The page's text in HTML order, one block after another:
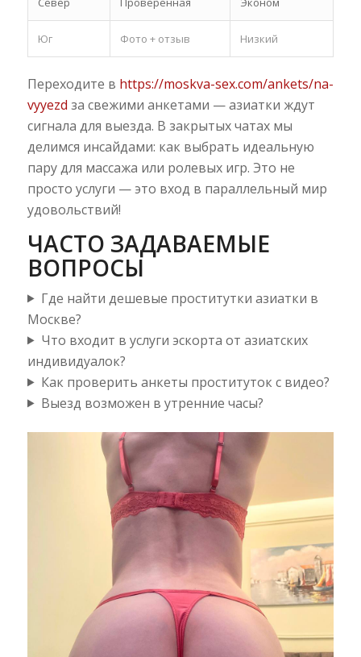
Юг Фото + отзыв Низкий
Переходите в https://moskva-sex.com/ankets/na-
vyyezd за свежими анкетами — азиатки ждут
сигнала для выезда. В закрытых чатах мы
делимся инсайдами: как выбрать идеальную
пару для массажа или ролевых игр. Это не
просто услуги — это вход в параллельный мир
удовольствий!
ЧАСТО ЗАДАВАЕМЫЕ
ВОПРОСЫ
Где найти дешевые проститутки азиатки в
Москве?
Что входит в услуги эскорта от азиатских
индивидуалок?
Как проверить анкеты проституток с видео?
Выезд возможен в утренние часы?